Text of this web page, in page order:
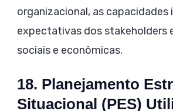
organizacional, as capacidades
expectativas dos stakeholders
sociais e econômicas.
18. Planejamento
Situacional (PES)